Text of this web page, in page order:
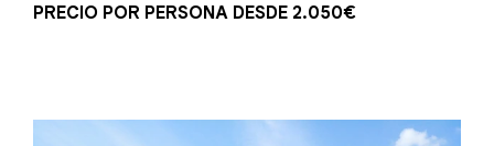
PRECIO POR PERSONA DESDE 2.050€